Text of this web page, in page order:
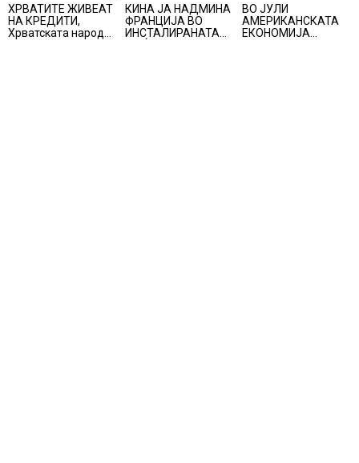
ХРВАТИТЕ ЖИВЕАТ
НА КРЕДИТИ,
Хрватската народна
КИНА ЈА НАДМИНА
ФРАНЦИЈА ВО
ИНСТАЛИРАНАТА
ВО ЈУЛИ
АМЕРИКАНСКАТА
ЕКОНОМИЈА